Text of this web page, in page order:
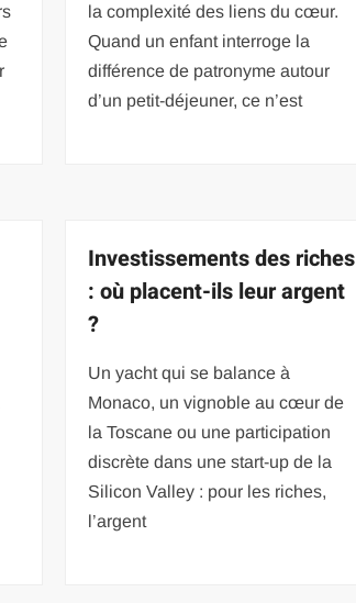
la complexité des liens du cœur.
Quand un enfant interroge la
différence de patronyme autour
d’un petit-déjeuner, ce n’est
Investissements des riches
: où placent-ils leur argent
?
Un yacht qui se balance à
Monaco, un vignoble au cœur de
la Toscane ou une participation
discrète dans une start-up de la
Silicon Valley : pour les riches,
l’argent